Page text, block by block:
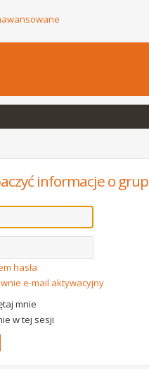
informacje o
hasła
e-mail aktywacyjny
mnie
w tej sesji